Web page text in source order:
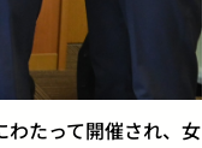
たって開催され、女